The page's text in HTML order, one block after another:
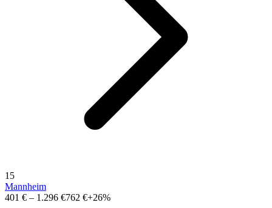
15
Mannheim
401 € – 1.296 €762 €+26%